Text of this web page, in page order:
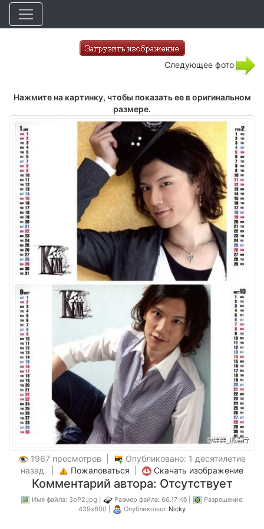
Следующее фото
Нажмите на картинку, чтобы показать ее в оригинальном
размере.
1967 просмотров |
Опубликовано: 1 десятилетие
назад |
Пожаловаться Скачать изображение
Комментарий автора: Отсутствует
Имя файла: 3oP2.jpg | Размер файла: 66.17 Кб |
Разрешение:
439x600 |
Опубликовал: Nicky